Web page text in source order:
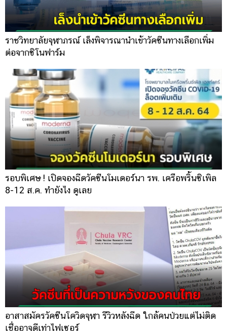
ราชวิทยาลัยจุฬาภรณ์ เล็งพิจารณานำเข้าวัคซีนทางเลือกเพิ่ม
ต่อจากซิโนฟาร์ม
รอบพิเศษ ! เปิดจองฉีดวัคซีนโมเดอร์นา รพ. เครือพริ้นซิเพิล
8-12 ส.ค. ทำยังไง ดูเลย
อาสาสมัครวัคซีนโควิดจุฬา รีวิวหลังฉีด ใกล้คนป่วยแต่ไม่ติด
เชื่ออาจดีเท่าไฟเซอร์